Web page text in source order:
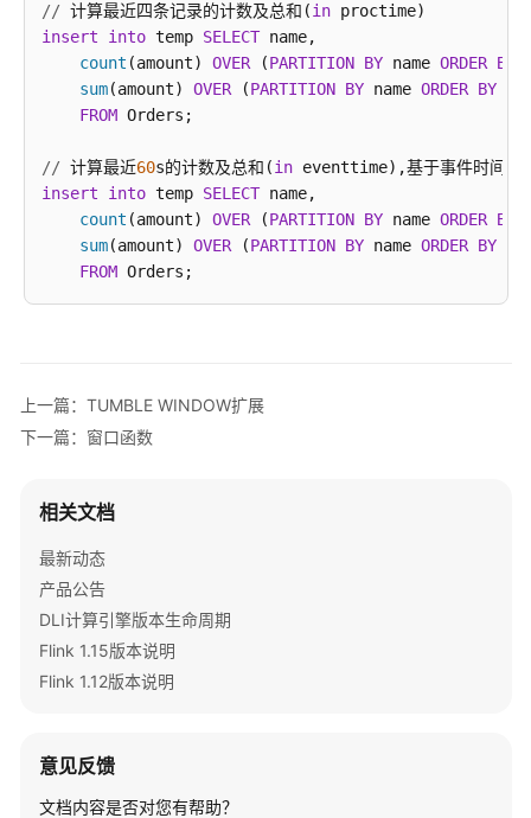
语
法
参
考
简
Flink
Opensource
SQL1.15
语
法
SQL
语
束
Flink
OpenSource
览
// 计算最近四条记录的计数及总和(in
insert
into temp SELECT name,
count (amount) OVER (PARTITION BY name ORDER BY
sum(amount) OVER (PARTITION BY name ORDER BY
FROM Orders;
// 计算最近60s的计数及总和(in
insert
into temp SELECT name,
count (amount) OVER (PARTITION BY name ORDER BY
sum(amount) OVER (PARTITION BY name ORDER BY
FROM
上一篇：TUMBLE WINDOW扩展
下一篇：窗口函数
相关文档
最新动态
产品公告
DLI计算引擎版本生命周期
Flink 1.15版本说明
Flink 1.12版本说明
意见反馈
文档内容是否对您有帮助？